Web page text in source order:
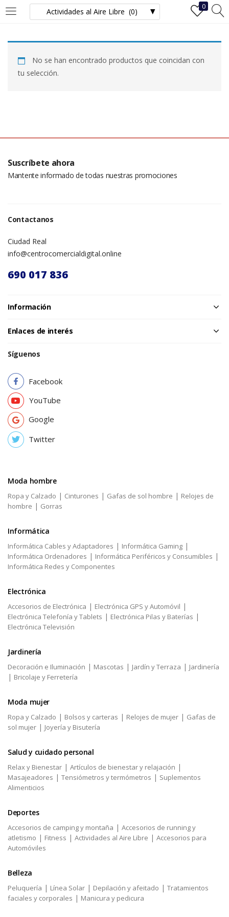
0
INICIAR SESIÓN REGISTRO
Ingrese su nombre de usuario y contraseña para iniciar sesión.
¿Ha perdido la contraseña?
No se han encontrado productos que coincidan con
tu selección.
Suscríbete ahora
Mantente informado de todas nuestras promociones
Contactanos
Ciudad Real
info@centrocomercialdigital.online
690 017 836
Información
Enlaces de interés
Síguenos
Facebook
YouTube
Google
Twitter
Moda hombre
Ropa y Calzado | Cinturones | Gafas de sol hombre | Relojes de
hombre | Gorras
Informática
Informática Cables y Adaptadores | Informática Gaming |
Informática Ordenadores | Informática Periféricos y Consumibles |
Informática Redes y Componentes
Electrónica
Accesorios de Electrónica | Electrónica GPS y Automóvil |
Electrónica Telefonía y Tablets | Electrónica Pilas y Baterías |
Electrónica Televisión
Jardinería
Decoración e Iluminación | Mascotas | Jardín y Terraza | Jardinería
| Bricolaje y Ferretería
Moda mujer
Ropa y Calzado | Bolsos y carteras | Relojes de mujer | Gafas de
sol mujer | Joyería y Bisutería
Salud y cuidado personal
Relax y Bienestar | Artículos de bienestar y relajación |
Masajeadores | Tensiómetros y termómetros | Suplementos
Alimenticios
Deportes
Accesorios de camping y montaña | Accesorios de running y
atletismo | Fitness | Actividades al Aire Libre | Accesorios para
Automóviles
Belleza
Peluquería | Línea Solar | Depilación y afeitado | Tratamientos
faciales y corporales | Manicura y pedicura